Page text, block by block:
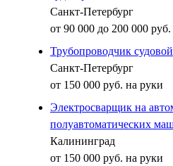
Санкт-Петербург
от 90 000 до 200 000
Трубопроводчик судовой
Санкт-Петербург
от 150 000 руб. на руки
Электросварщик на
полуавтоматических
Калининград
от 150 000 руб. на руки